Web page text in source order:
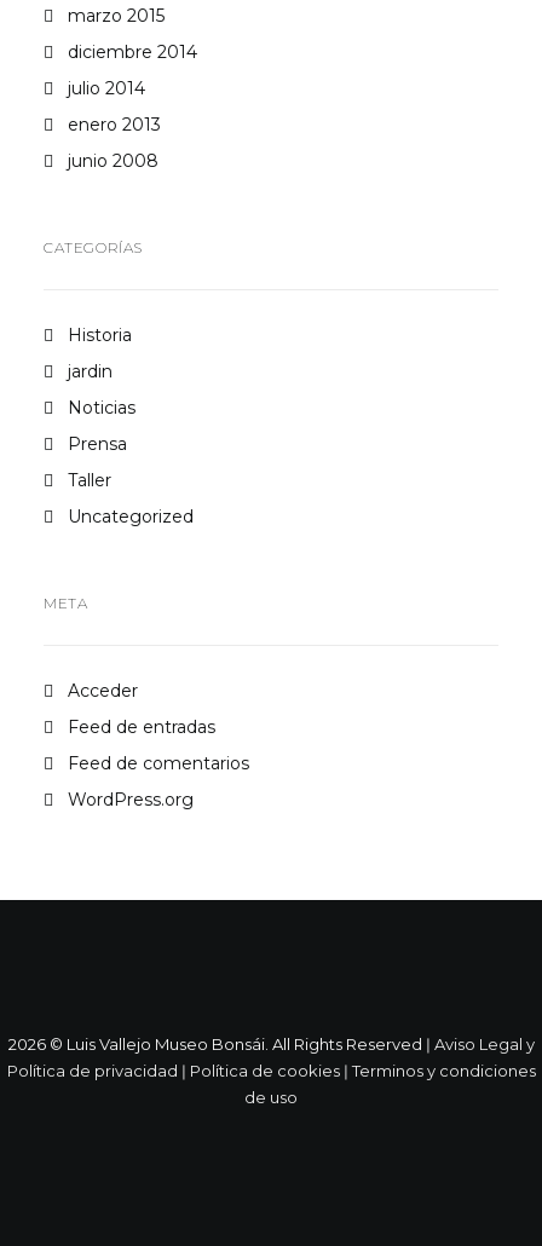
marzo 2015
diciembre 2014
julio 2014
enero 2013
junio 2008
CATEGORÍAS
Historia
jardin
Noticias
Prensa
Taller
Uncategorized
META
Acceder
Feed de entradas
Feed de comentarios
WordPress.org
2026 © Luis Vallejo Museo Bonsái. All Rights Reserved ǀ Aviso Legal y
Política de privacidad ǀ Política de cookiesǀTerminos y condiciones
de uso